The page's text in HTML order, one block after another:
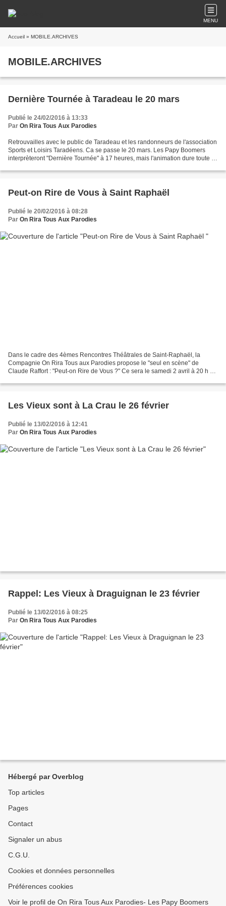
MENU
Accueil » MOBILE.ARCHIVES
MOBILE.ARCHIVES
Dernière Tournée à Taradeau le 20 mars
Publié le 24/02/2016 à 13:33
Par On Rira Tous Aux Parodies
Retrouvailles avec le public de Taradeau et les randonneurs de l'association
Sports et Loisirs Taradéens. Ca se passe le 20 mars. Les Papy Boomers
interprèteront "Dernière Tournée" à 17 heures, mais l'animation dure toute la
Peut-on Rire de Vous à Saint Raphaël
Publié le 20/02/2016 à 08:28
Par On Rira Tous Aux Parodies
Dans le cadre des 4èmes Rencontres Théâtrales de Saint-Raphaël, la
Compagnie On Rira Tous aux Parodies propose le "seul en scène" de
Claude Raffort : "Peut-on Rire de Vous ?" Ce sera le samedi 2 avril à 20 h 30
Les Vieux sont à La Crau le 26 février
Publié le 13/02/2016 à 12:41
Par On Rira Tous Aux Parodies
Rappel: Les Vieux à Draguignan le 23 février
Publié le 13/02/2016 à 08:25
Par On Rira Tous Aux Parodies
Hébergé par Overblog
Top articles
Pages
Contact
Signaler un abus
C.G.U.
Cookies et données personnelles
Préférences cookies
Voir le profil de On Rira Tous Aux Parodies- Les Papy Boomers